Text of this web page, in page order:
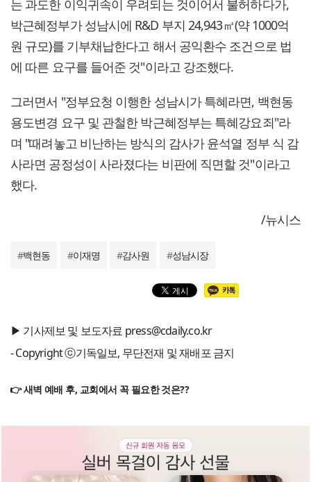
는 과도한 이익귀속이 우려되는 것이어서 불허하다가,
박근혜정부가 성남시에 R&D 부지 24,943㎡(약 1000억
원 규모)를 기부채납한다고 해서 공익환수 조건으로 법
에 따른 요구를 들어준 것"이라고 강조했다.
그러면서 "정부요청 이행한 성남시가 특혜라면, 백현동
용도변경 요구 및 관철한 박근혜정부는 특혜강요죄"라
며 "때려놓고 비난하는 방식의 감사가 윤석열 정부 식 감
사라면 공정성이 사라졌다는 비판에 직면할 것"이라고
했다.
/뉴시스
#백현동 #이재명 #감사원 #성남시장
▶ 기사제보 및 보도자료 press@cdaily.co.kr
- Copyright ⓒ기독일보, 무단전재 및 재배포 금지
👉 새벽 예배 후, 교회에서 꼭 필요한 것은??